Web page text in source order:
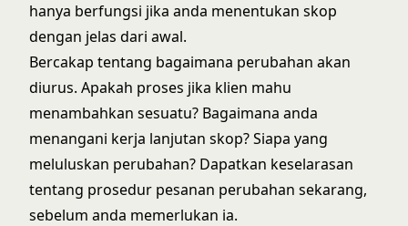
hanya berfungsi jika anda menentukan skop
dengan jelas dari awal.
Bercakap tentang bagaimana perubahan akan
diurus. Apakah proses jika klien mahu
menambahkan sesuatu? Bagaimana anda
menangani kerja lanjutan skop? Siapa yang
meluluskan perubahan? Dapatkan keselarasan
tentang prosedur pesanan perubahan sekarang,
sebelum anda memerlukan ia.